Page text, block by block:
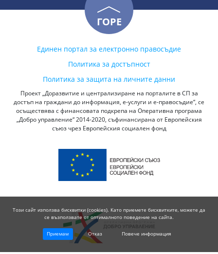
ГОРЕ
Единен портал за електронно правосъдие
Политика за достъпност
Политика за защита на личните данни
Проект „Доразвитие и централизиране на порталите в СП за
достъп на граждани до информация, е-услуги и е-правосъдие“, се
осъществява с финансовата подкрепа на Оперативна програма
„Добро управление“ 2014-2020, съфинансирана от Европейския
съюз чрез Европейския социален фонд
Този сайт използва бисквитки (cookies). Като приемете бисквитките, можете да
се възползвате от оптималното поведение на сайта.
Приемам Отказ Повече информация